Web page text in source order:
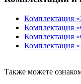
Также можете